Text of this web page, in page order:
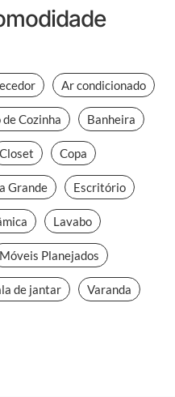
Ar condicionado
Cozinha Banheira
Closet Copa
Grande Escritório
Lavabo
Móveis Planejados
de jantar Varanda